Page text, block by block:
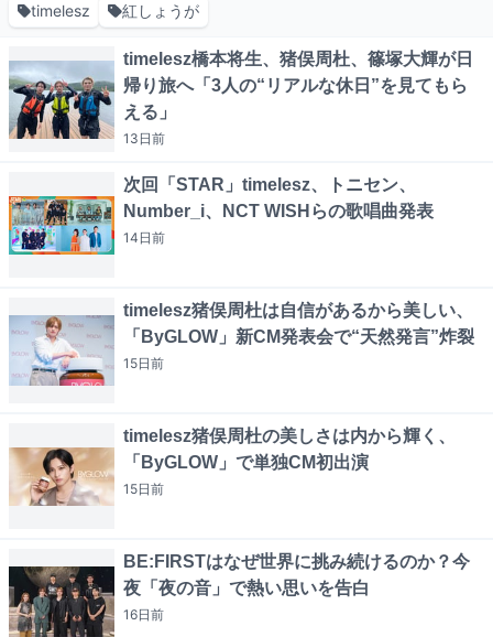
timelesz 紅しょうが
timelesz橋本将生、猪俣周杜、篠塚大輝が日
帰り旅へ「3人の“リアルな休日”を見てもら
える」
13日前
次回「STAR」timelesz、トニセン、
Number_i、NCT WISHらの歌唱曲発表
14日前
timelesz猪俣周杜は自信があるから美しい、
「ByGLOW」新CM発表会で“天然発言”炸裂
15日前
timelesz猪俣周杜の美しさは内から輝く、
「ByGLOW」で単独CM初出演
15日前
BE:FIRSTはなぜ世界に挑み続けるのか？今
夜「夜の音」で熱い思いを告白
16日前